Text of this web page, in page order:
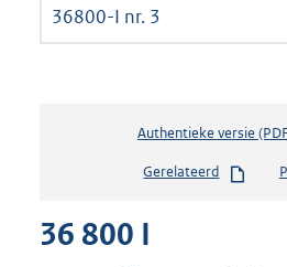
36800-I nr. 3
Authentieke versie
Gerelateerd
36 800 I